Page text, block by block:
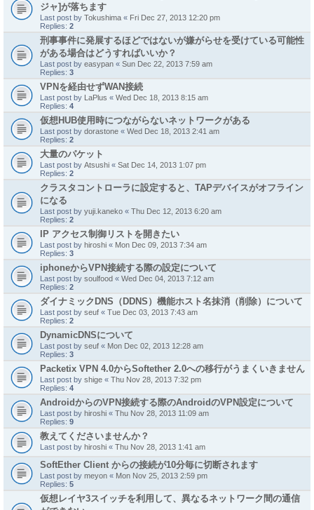
ジャ]が落ちます
Last post by Tokushima « Fri Dec 27, 2013 12:20 pm
Replies: 2
刑事事件に発展するほどではないが嫌がらせを受けている可能性
がある場合はどうすればいいか？
Last post by easypan « Sun Dec 22, 2013 7:59 am
Replies: 3
VPNを経由せずWAN接続
Last post by LaPlus « Wed Dec 18, 2013 8:15 am
Replies: 4
仮想HUB使用時につながらないネットワークがある
Last post by dorastone « Wed Dec 18, 2013 2:41 am
Replies: 2
大量のパケット
Last post by Atsushi « Sat Dec 14, 2013 1:07 pm
Replies: 2
クラスタコントローラに設定すると、TAPデバイスがオフライン
になる
Last post by yuji.kaneko « Thu Dec 12, 2013 6:20 am
Replies: 2
IP アクセス制御リストを開きたい
Last post by hiroshi « Mon Dec 09, 2013 7:34 am
Replies: 3
iphoneからVPN接続する際の設定について
Last post by soulfood « Wed Dec 04, 2013 7:12 am
Replies: 2
ダイナミックDNS（DDNS）機能ホスト名抹消（削除）について
Last post by seuf « Tue Dec 03, 2013 7:43 am
Replies: 2
DynamicDNSについて
Last post by seuf « Mon Dec 02, 2013 12:28 am
Replies: 3
Packetix VPN 4.0からSoftether 2.0への移行がうまくいきません
Last post by shige « Thu Nov 28, 2013 7:32 pm
Replies: 4
AndroidからのVPN接続する際のAndroidのVPN設定について
Last post by hiroshi « Thu Nov 28, 2013 11:09 am
Replies: 9
教えてくださいませんか？
Last post by hiroshi « Thu Nov 28, 2013 1:41 am
SoftEther Client からの接続が10分毎に切断されます
Last post by meyon « Mon Nov 25, 2013 2:59 pm
Replies: 5
仮想レイヤ3スイッチを利用して、異なるネットワーク間の通信